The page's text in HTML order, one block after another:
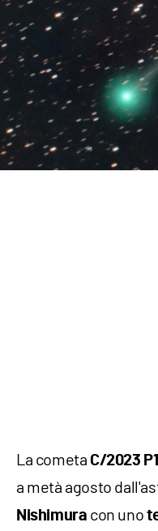
La cometa C/2023
a metà agosto
Nishimura con uno